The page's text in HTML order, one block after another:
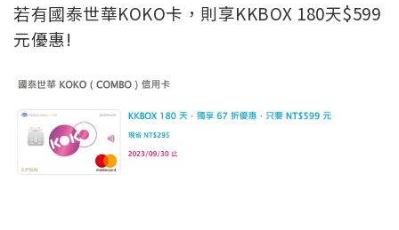
若有國泰世華KOKO卡，則享KKBOX 180天$599
元優惠!